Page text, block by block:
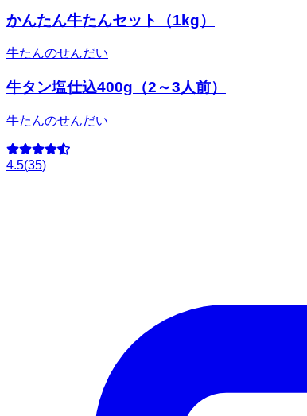
かんたん牛たんセット（1kg）
牛たんのせんだい
牛タン塩仕込400g（2～3人前）
牛たんのせんだい
4.5(35)